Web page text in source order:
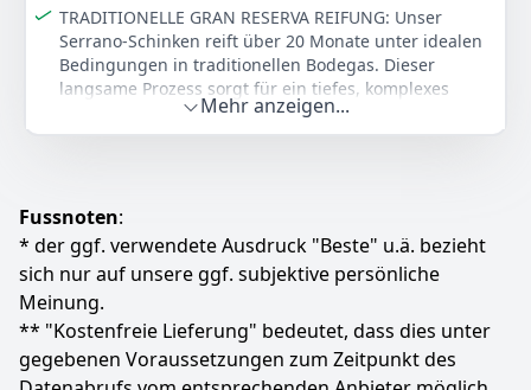
TRADITIONELLE GRAN RESERVA REIFUNG: Unser
Serrano-Schinken reift über 20 Monate unter idealen
Bedingungen in traditionellen Bodegas. Dieser
langsame Prozess sorgt für ein tiefes, komplexes
Aroma und eine perfekte, zarte Textur.
GANZE KEULE MIT KNOCHEN (7-8 KG): Das ultimative
Frische-Erlebnis bei jedem Schnitt direkt vom
Knochen.
PERFEKT FÜR DAS HANDWERKLICHE SCHNEIDEN: Dank
der optimalen Konsistenz lässt sich der Schinken
hervorragend auf jedem gängigen Schinkenhalter
befestigen. Ideal für saubere, hauchdünne Scheiben,
die auf der Zunge zergehen.
Mehr anzeigen...
Fussnoten:
* der ggf. verwendete Ausdruck "Beste" u.ä. bezieht
sich nur auf unsere ggf. subjektive persönliche
Meinung.
** "Kostenfreie Lieferung" bedeutet, dass dies unter
gegebenen Voraussetzungen zum Zeitpunkt des